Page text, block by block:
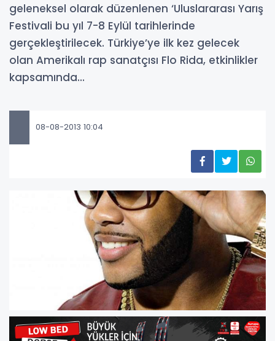
geleneksel olarak düzenlenen ‘Uluslararası Yarış
Festivali bu yıl 7-8 Eylül tarihlerinde
gerçekleştirilecek. Türkiye’ye ilk kez gelecek
olan Amerikalı rap sanatçısı Flo Rida, etkinlikler
kapsamında...
08-08-2013 10:04